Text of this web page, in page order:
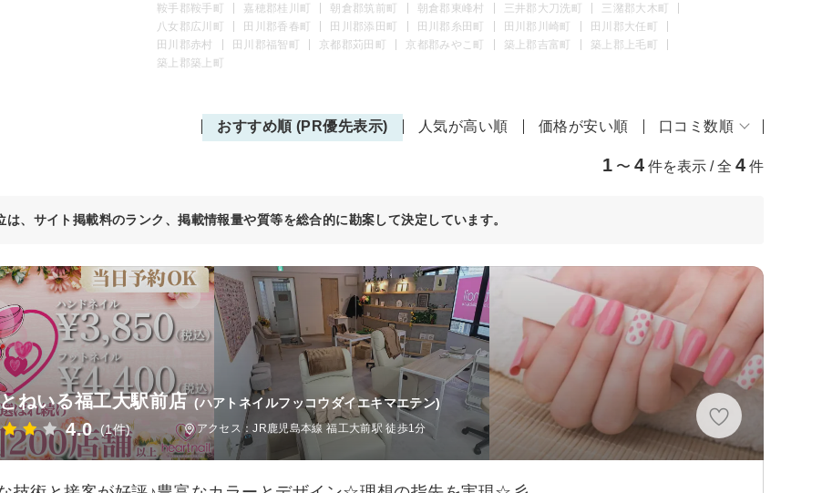
鞍手郡鞍手町
嘉穂郡桂川町 朝倉郡筑前町 朝倉郡東峰村 三井郡大刀洗町
三潴郡大木町
八女郡広川町
田川郡香春町 田川郡添田町 田川郡糸田町 田川郡川崎町
田川郡大任町
田川郡赤村
田川郡福智町 京都郡苅田町 京都郡みやこ町 築上郡吉富町
築上郡上毛町
築上郡築上町
おすすめ順 (PR優先表示) 人気が高い順 価格が安い順 口コミ数順
1 〜 4 件を表示 / 全 4 件
は、サイト掲載料のランク、掲載情報量や質等を総合的に勘案して決定しています。
ねいる福工大駅前店 (ハアトネイルフッコウダイエキマエテン)
4.0 (1件) アクセス：JR鹿児島本線 福工大前駅 徒歩1分